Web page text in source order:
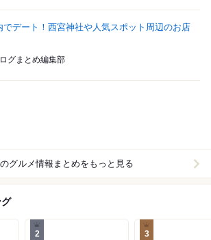
でデート！西宮神社や人気スポット周辺のお店
グまとめ編集部
グルメ情報まとめをもっと見る
2 3